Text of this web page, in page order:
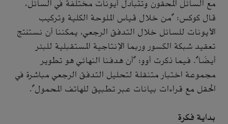
مع السائل المحقون وتتبادل أيونات مختلفة في السائل،
قال كوكس: "من خلال قياس الملوحة الكلية وتركيب
الأيونات للسائل خلال التدفق الرجعي، يمكننا أن نستنتج
تعقيد شبكة الكسور وربما الإنتاجية المستقبلية للبئر
أيضًا". فيما ذكرت أوو: "أن هدفنا النهائي هو تطوير
مجموعة اختبار متنقلة لتحليل التدفق الرجعي مباشرة في
الحقل مع قراءات بيانات عبر تطبيق للهاتف المحمول".
بداية فكرة